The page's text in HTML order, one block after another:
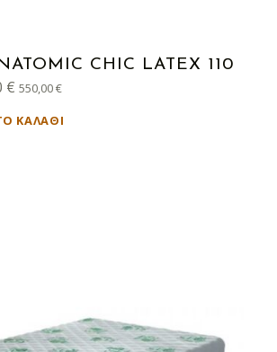
CHIC LATEX 110
€.
€Η τρέχουσα τιμή είναι: 550,00 €.
550,00€
ΚΑΛΆΘΙ